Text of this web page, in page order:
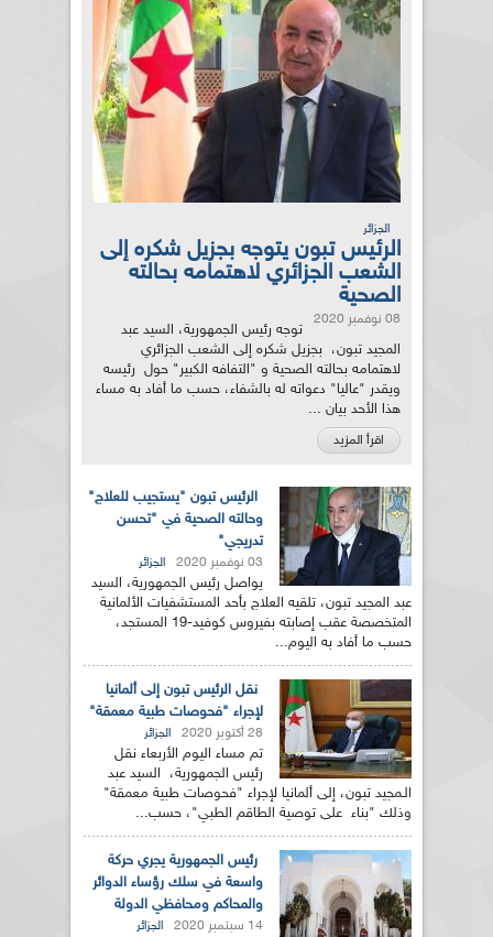
الجزائر
الرئيس تبون يتوجه بجزيل شكره إلى
الشعب الجزائري لاهتمامه بحالته
الصحية
08 نوفمبر 2020
توجه رئيس الجمهورية، السيد عبد
المجيد تبون، بجزيل شكره إلى الشعب الجزائري
لاهتمامه بحالته الصحية و "التفافه الكبير" حول رئيسه
ويقدر "عاليا" دعواته له بالشفاء، حسب ما أفاد به مساء
هذا الأحد بيان ...
اقرأ المزيد
الرئيس تبون "يستجيب للعلاج"
وحالته الصحية في "تحسن
تدريجي"
03 نوفمبر 2020 الجزائر
يواصل رئيس الجمهورية، السيد
عبد المجيد تبون، تلقيه العلاج بأحد المستشفيات الألمانية
المتخصصة عقب إصابته بفيروس كوفيد-19 المستجد،
حسب ما أفاد به اليوم...
نقل الرئيس تبون إلى ألمانيا
لإجراء "فحوصات طبية معمقة"
28 أكتوبر 2020 الجزائر
تم مساء اليوم الأربعاء نقل
رئيس الجمهورية، السيد عبد
الـمجيد تبون، إلى ألمانيا لإجراء "فحوصات طبية معمقة"
وذلك "بناء على توصية الطاقم الطبي"، حسب...
رئيس الجمهورية يجري حركة
واسعة في سلك رؤساء الدوائر
والمحاكم ومحافظي الدولة
14 سبتمبر 2020 الجزائر